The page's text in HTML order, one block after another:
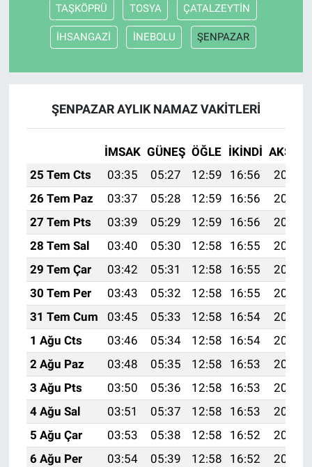
TAŞKÖPRÜ TOSYA ÇATALZEYTİN
İHSANGAZİ İNEBOLU ŞENPAZAR
ŞENPAZAR AYLIK NAMAZ VAKITLERI
İMSAK GÜNEŞ ÖĞLE İKINDI AKŞAM
25 Tem Cts
03:35 05:27 12:59 16:56
20:20
26 Tem Paz
03:37 05:28 12:59 16:56
20:19
27 Tem Pts
03:39 05:29 12:59 16:56
20:18
28 Tem Sal
03:40 05:30 12:58 16:55
20:17
29 Tem Çar
03:42 05:31 12:58 16:55
20:16
30 Tem Per
03:43 05:32 12:58 16:55
20:15
31 Tem Cum
03:45 05:33 12:58 16:54
20:14
1 Ağu Cts
03:46 05:34 12:58 16:54
20:13
2 Ağu Paz
03:48 05:35 12:58 16:53
20:12
3 Ağu Pts
03:50 05:36 12:58 16:53
20:11
4 Ağu Sal
03:51 05:37 12:58 16:53
20:10
5 Ağu Çar
03:53 05:38 12:58 16:52
20:09
6 Ağu Per
03:54 05:39 12:58 16:52
20:07